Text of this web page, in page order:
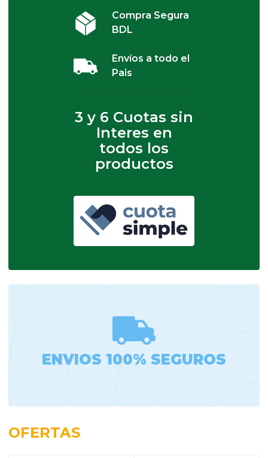
Compra Segura
BDL
Envíos a todo el
Pais
3 y 6 Cuotas sin
Interes en
todos los
productos
ENVIOS 100% SEGUROS
OFERTAS